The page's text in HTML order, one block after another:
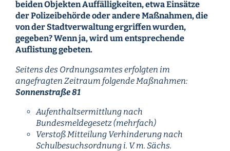
beiden Objekten Auffälligkeiten, etwa Einsätze
der Polizeibehörde oder andere Maßnahmen, die
von der Stadtverwaltung ergriffen wurden,
gegeben? Wenn ja, wird um entsprechende
Auflistung gebeten.
Seitens des Ordnungsamtes erfolgten im
angefragten Zeitraum folgende Maßnahmen:
Sonnenstraße 81
Aufenthaltsermittlung nach
Bundesmeldegesetz (mehrfach)
Verstoß Mitteilung Verhinderung nach
Schulbesuchsordnung i. V. m. Sächs.